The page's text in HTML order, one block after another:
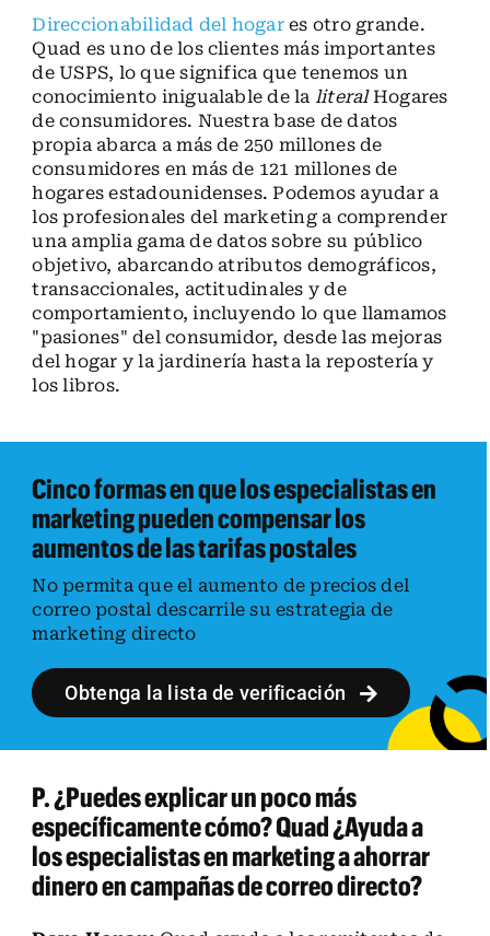
Direccionabilidad del hogares otro grande.
Quad es uno de los clientes más importantes
de USPS, lo que significa que tenemos un
conocimiento inigualable de la literalHogares
de consumidores. Nuestra base de datos
propia abarca a más de 250 millones de
consumidores en más de 121 millones de
hogares estadounidenses. Podemos ayudar a
los profesionales del marketing a comprender
una amplia gama de datos sobre su público
objetivo, abarcando atributos demográficos,
transaccionales, actitudinales y de
comportamiento, incluyendo lo que llamamos
"pasiones" del consumidor, desde las mejoras
del hogar y la jardinería hasta la repostería y
los libros.
Cinco formas en que los especialistas en
marketing pueden compensar los
aumentos de las tarifas postales
No permita que el aumento de precios del
correo postal descarrile su estrategia de
marketing directo
Obtenga la lista de verificación
P. ¿Puedes explicar un poco más
específicamente cómo? Quad ¿Ayuda a
los especialistas en marketing a ahorrar
dinero en campañas de correo directo?